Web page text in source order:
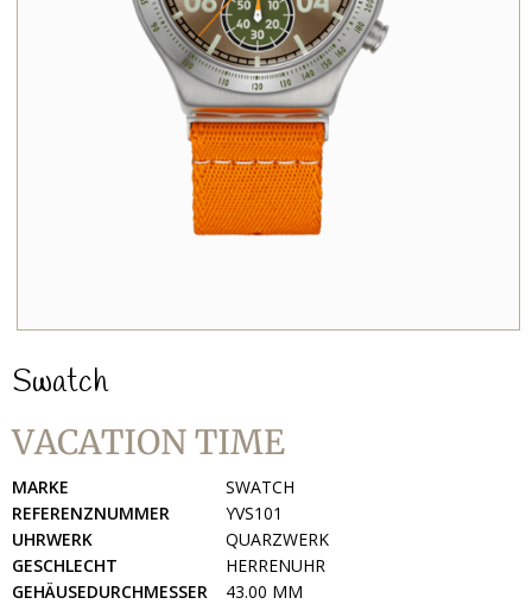
Swatch
VACATION TIME
MARKE
SWATCH
REFERENZNUMMER
YVS101
UHRWERK
QUARZWERK
GESCHLECHT
HERRENUHR
GEHÄUSEDURCHMESSER
43.00 MM